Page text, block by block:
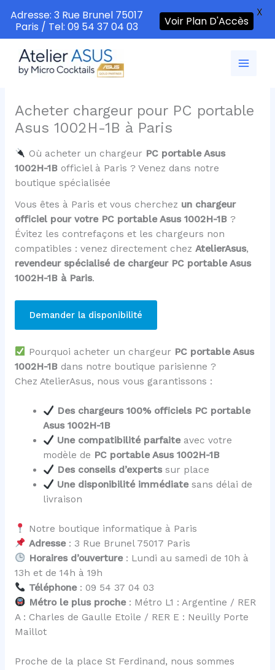
contenu
Acheter chargeur pour PC portable
Asus 1002H-1B à Paris
Où acheter un chargeur PC portable Asus
1002H-1Bofficiel à Paris ? Venez dans notre
boutique spécialisée
Vous êtes à Paris et vous cherchez un chargeur
officiel pour votre PC portable Asus 1002H-1B?
Évitez les contrefaçons et les chargeurs non
compatibles : venez directement chez AtelierAsus,
revendeur spécialisé de chargeur PC portable Asus
1002H-1B à Paris.
Demander la disponibilité
Pourquoi acheter un chargeur PC portable Asus
1002H-1Bdans notre boutique parisienne ?
Chez AtelierAsus, nous vous garantissons :
Des chargeurs 100% officiels PC portable
Asus 1002H-1B
Une compatibilité parfaiteavec votre
modèle de PC portable Asus 1002H-1B
Des conseils d’expertssur place
Une disponibilité immédiatesans délai de
livraison
Notre boutique informatique à Paris
Adresse: 3 Rue Brunel 75017 Paris
Horaires d’ouverture: Lundi au samedi de 10h à
13h et de 14h à 19h
Téléphone: 09 54 37 04 03
Métro le plus proche: Métro L1 : Argentine / RER
A : Charles de Gaulle Etoile / RER E : Neuilly Porte
Maillot
Proche de la place St Ferdinand, nous sommes
Adresse: 3 Rue Brunel 75017
Paris / Tel: 09 54 37 04 03
Voir Plan D'Accès
X